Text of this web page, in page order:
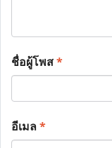
ชื่อผู้โพส*
อีเมล*